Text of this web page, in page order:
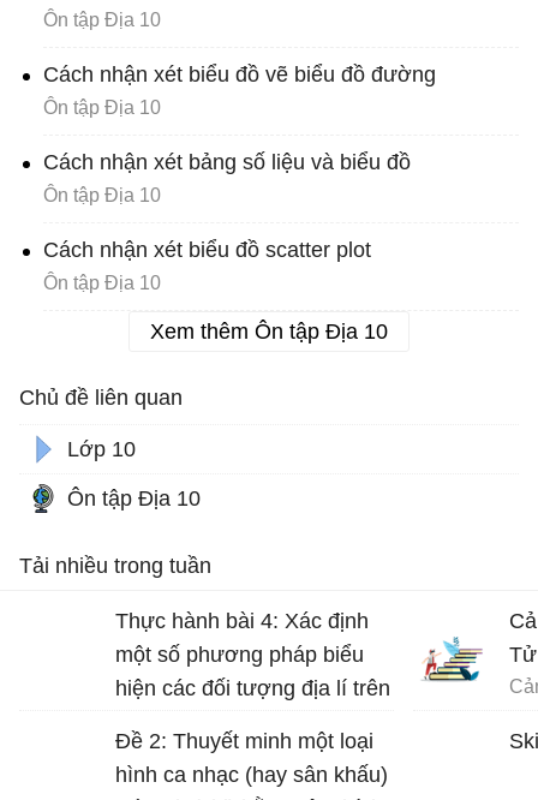
Ôn tập Địa 10
Cách nhận xét biểu đồ vẽ biểu đồ đường
Ôn tập Địa 10
Cách nhận xét bảng số liệu và biểu đồ
Ôn tập Địa 10
Cách nhận xét biểu đồ scatter plot
Ôn tập Địa 10
Xem thêm Ôn tập Địa 10
Chủ đề liên quan
Lớp 10
Ôn tập Địa 10
Tải nhiều trong tuần
Thực hành bài 4: Xác định
một số phương pháp biểu
hiện các đối tượng địa lí trên
Đề 2: Thuyết minh một loại
hình ca nhạc (hay sân khấu)